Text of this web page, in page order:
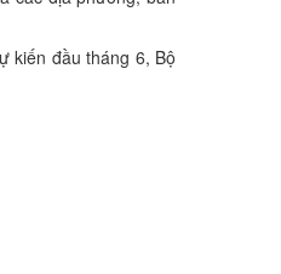
kiến đầu tháng 6, Bộ